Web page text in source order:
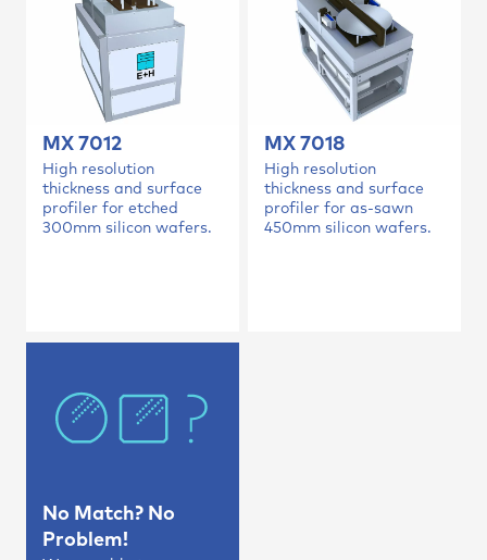
MX 7012
High resolution
thickness and surface
profiler for etched
300mm silicon wafers.
MX 7018
High resolution
thickness and surface
profiler for as-sawn
450mm silicon wafers.
No Match? No
Problem!